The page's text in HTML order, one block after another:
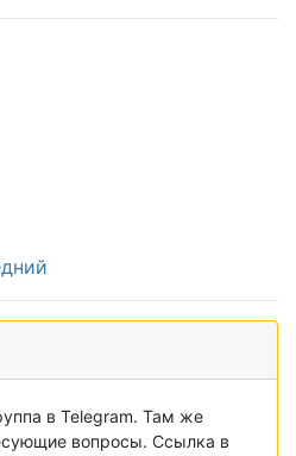
в Telegram. Там же
вопросы. Ссылка в